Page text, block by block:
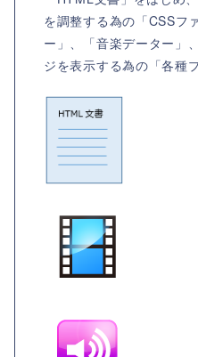
を調整する為の「CSSフ
ー」、「音楽データー」
ジを表示する為の「各種